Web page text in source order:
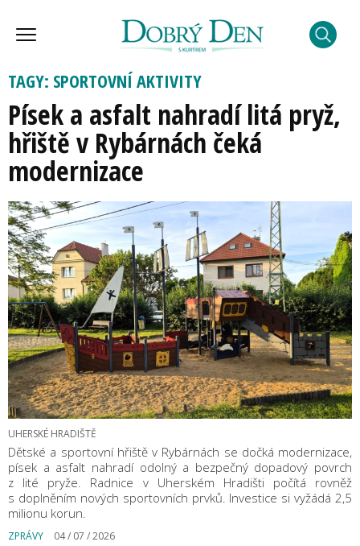
TAGY: SPORTOVNÍ AKTIVITY
Písek a asfalt nahradí litá pryž,
hřiště v Rybárnách čeká
modernizace
UHERSKÉ HRADIŠTĚ
Dětské a sportovní hřiště v Rybárnách se dočká modernizace,
písek a asfalt nahradí odolný a bezpečný dopadový povrch
z lité pryže. Radnice v Uherském Hradišti počítá rovněž
s doplněním nových sportovních prvků. Investice si vyžádá 2,5
milionu korun.
ZPRÁVY 04 / 07 / 2026